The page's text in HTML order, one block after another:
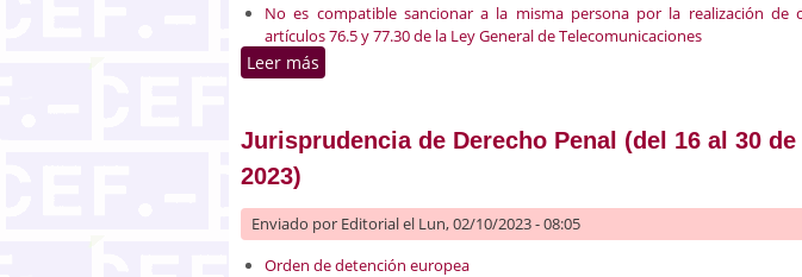
No es compatible sancionar a la misma persona por la realización de
artículos 76.5 y 77.30 de la Ley General de Telecomunicaciones
Leer más
Jurisprudencia de Derecho Penal (del 16 al 30
2023)
Enviado por Editorialel Lun, 02/10/2023 - 08:05
Orden de detención europea